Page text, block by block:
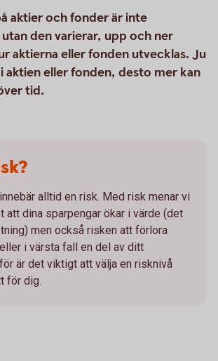
aktier och fonder är inte
den varierar, upp och ner
aktierna eller fonden utvecklas. Ju
aktien eller fonden, desto mer kan
tid.
alltid en risk. Med risk menar vi
att dina sparpengar ökar i värde (det
men också risken att förlora
i värsta fall en del av ditt
är det viktigt att välja en risknivå
för dig.